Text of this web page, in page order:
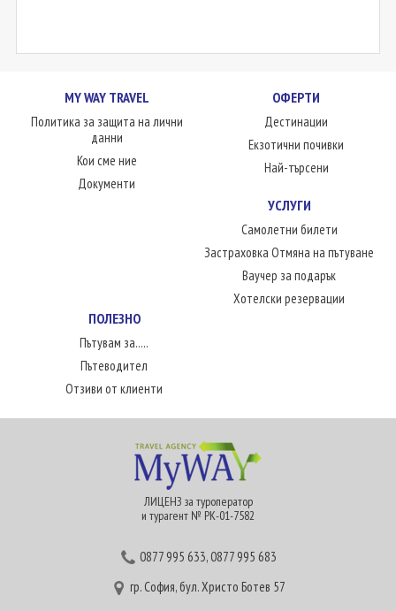
MY WAY TRAVEL
Политика за защита на лични
данни
Кои сме ние
Документи
ОФЕРТИ
Дестинации
Екзотични почивки
Най-търсени
УСЛУГИ
Самолетни билети
Застраховка Отмяна на пътуване
Ваучер за подарък
Хотелски резервации
ПОЛЕЗНО
Пътувам за.....
Пътеводител
Отзиви от клиенти
ЛИЦЕНЗ за туроператор
и турагент № РК-01-7582
0877 995 633,0877 995 683
гр. София, бул. Христо Ботев 57